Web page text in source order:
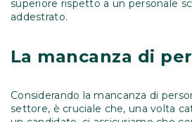
superiore rispetto a un personale
addestrato.
La mancanza di
Considerando la mancanza di
settore, è cruciale che, una volta